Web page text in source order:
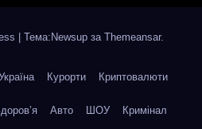
Тема:Newsup за Themeansar.
Курорти Криптовалюти
Авто ШОУ Кримінал